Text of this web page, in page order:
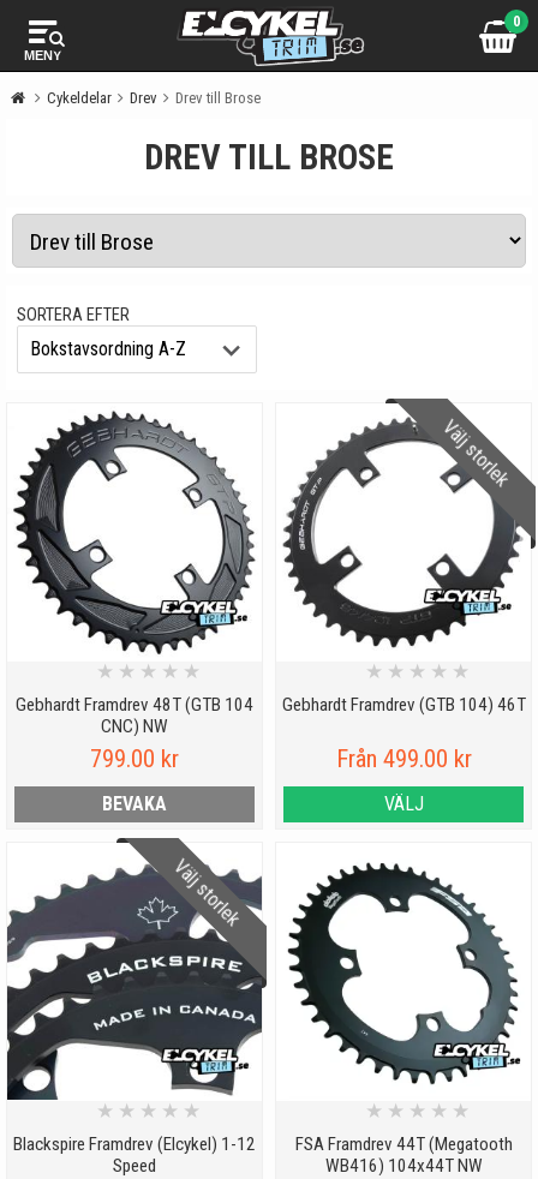
MENY
0
Cykeldelar Drev Drev till Brose
DREV TILL BROSE
SORTERA EFTER
Gebhardt Framdrev 48T (GTB 104
CNC) NW
★ ★ ★ ★ ★
799.00 kr
BEVAKA
Välj storlek
Gebhardt Framdrev (GTB 104) 46T
★ ★ ★ ★ ★
Från 499.00 kr
VÄLJ
Välj storlek
Blackspire Framdrev (Elcykel) 1-12
Speed
★ ★ ★ ★ ★
FSA Framdrev 44T (Megatooth
WB416) 104x44T NW
★ ★ ★ ★ ★